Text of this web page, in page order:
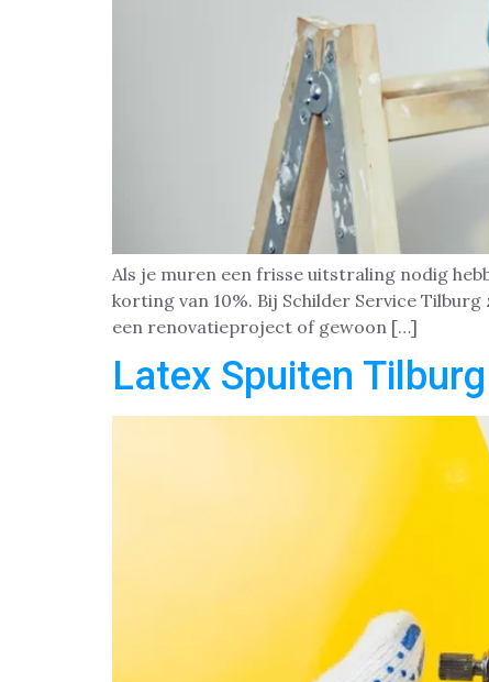
Als je muren een frisse uitstraling nodig
korting van 10%. Bij Schilder Service
een renovatieproject of gewoon […]
Latex Spuiten Tilburg